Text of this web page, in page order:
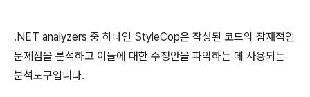
.NET analyzers 중 하나인 StyleCop은 작성된 코드의 잠재적인
문제점을 분석하고 이들에 대한 수정안을 파악하는 데 사용되는
분석도구입니다.